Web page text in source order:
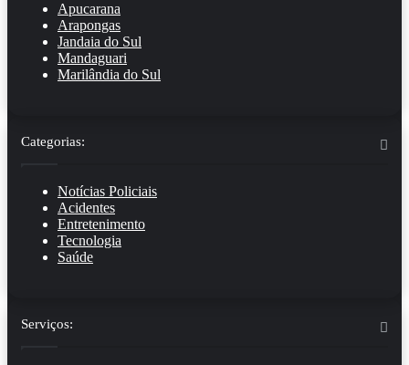
Apucarana
Arapongas
Jandaia do Sul
Mandaguari
Marilândia do Sul
Categorias:
Notícias Policiais
Acidentes
Entretenimento
Tecnologia
Saúde
Serviços: